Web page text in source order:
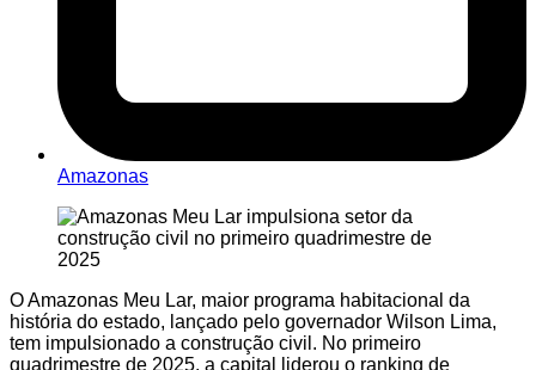
Amazonas
O Amazonas Meu Lar, maior programa habitacional da
história do estado, lançado pelo governador Wilson Lima,
tem impulsionado a construção civil. No primeiro
quadrimestre de 2025, a capital liderou o ranking de